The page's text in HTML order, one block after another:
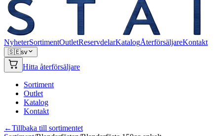
NyheterSortimentOutletReservdelarKatalogÅterförsäljareKontakt
🇸🇪sv
Hitta återförsäljare
Sortiment
Outlet
Katalog
Kontakt
←Tillbaka till sortimentet